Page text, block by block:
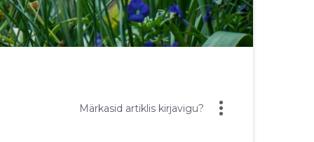
Märkasid artiklis kirjavigu?